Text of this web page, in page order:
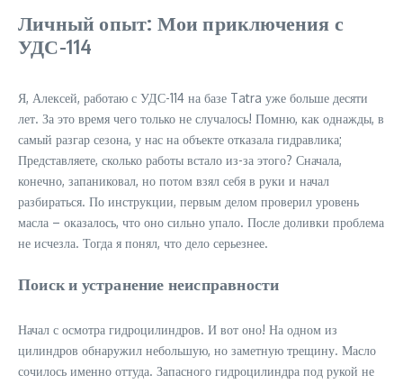
Личный опыт: Мои приключения с
УДС-114
Я, Алексей, работаю с УДС-114 на базе Tatra уже больше десяти
лет. За это время чего только не случалось! Помню, как однажды, в
самый разгар сезона, у нас на объекте отказала гидравлика;
Представляете, сколько работы встало из-за этого? Сначала,
конечно, запаниковал, но потом взял себя в руки и начал
разбираться. По инструкции, первым делом проверил уровень
масла – оказалось, что оно сильно упало. После доливки проблема
не исчезла. Тогда я понял, что дело серьезнее.
Поиск и устранение неисправности
Начал с осмотра гидроцилиндров. И вот оно! На одном из
цилиндров обнаружил небольшую, но заметную трещину. Масло
сочилось именно оттуда. Запасного гидроцилиндра под рукой не